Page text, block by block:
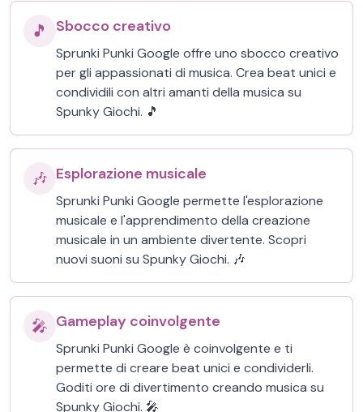
🎵 Sbocco creativo
Sprunki Punki Google offre uno sbocco creativo
per gli appassionati di musica. Crea beat unici e
condividili con altri amanti della musica su
Spunky Giochi. 🎵
🎶 Esplorazione musicale
Sprunki Punki Google permette l'esplorazione
musicale e l'apprendimento della creazione
musicale in un ambiente divertente. Scopri
nuovi suoni su Spunky Giochi. 🎶
🎤 Gameplay coinvolgente
Sprunki Punki Google è coinvolgente e ti
permette di creare beat unici e condividerli.
Goditi ore di divertimento creando musica su
Spunky Giochi. 🎤